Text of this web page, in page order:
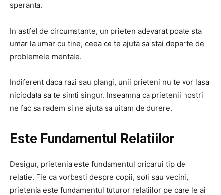
speranta.
In astfel de circumstante, un prieten adevarat poate sta
umar la umar cu tine, ceea ce te ajuta sa stai departe de
problemele mentale.
Indiferent daca razi sau plangi, unii prieteni nu te vor lasa
niciodata sa te simti singur. Inseamna ca prietenii nostri
ne fac sa radem si ne ajuta sa uitam de durere.
Este Fundamentul Relatiilor
Desigur, prietenia este fundamentul oricarui tip de
relatie. Fie ca vorbesti despre copii, soti sau vecini,
prietenia este fundamentul tuturor relatiilor pe care le ai